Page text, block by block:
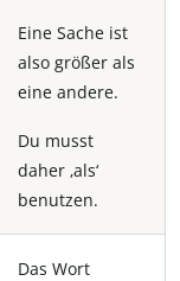
Eine Sache ist
also größer als
eine andere.
Du musst
daher ‚als‘
benutzen.
Das Wort